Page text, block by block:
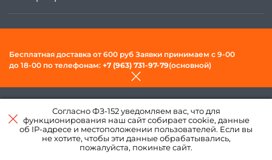
Политика конфиденциальности и обработки персональных
данных
агентстве«Пегас»
Согласно ФЗ-152 уведомляем вас, что для
функционирования наш сайт собирает cookie, данные
об IP-адресе и местоположении пользователей. Если вы
не хотите, чтобы эти данные обрабатывались,
пожалуйста, покиньте сайт.
Бесплатная доставка от 600 руб Заявки принимаем c 9-00
до 18-00 по телефонам: +7 (963) 731-97-79(основной)